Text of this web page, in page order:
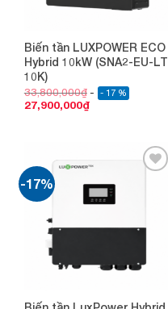
Biến tần LUXPOWER ECO
Hybrid 10kW (SNA2-EU-LT
10K)
33,800,000₫ - 17 %
27,900,000₫
-17%